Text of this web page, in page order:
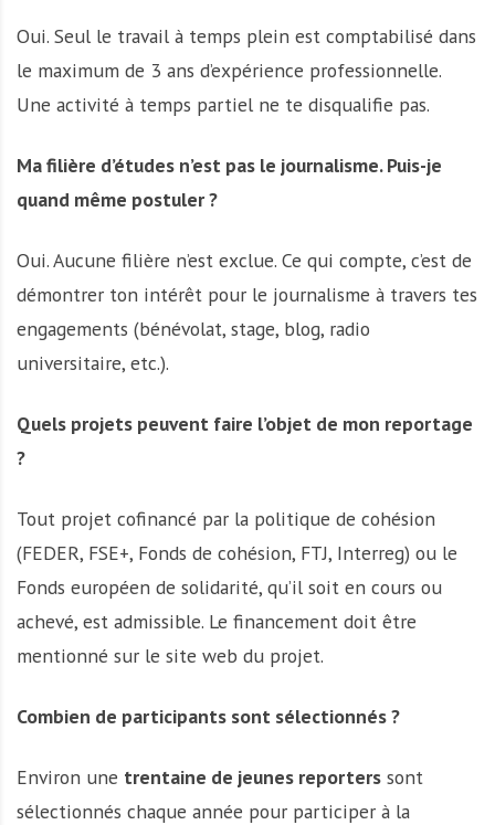
Oui. Seul le travail à temps plein est comptabilisé dans
le maximum de 3 ans d’expérience professionnelle.
Une activité à temps partiel ne te disqualifie pas.
Ma filière d’études n’est pas le journalisme. Puis-je
quand même postuler ?
Oui. Aucune filière n’est exclue. Ce qui compte, c’est de
démontrer ton intérêt pour le journalisme à travers tes
engagements (bénévolat, stage, blog, radio
universitaire, etc.).
Quels projets peuvent faire l’objet de mon reportage
?
Tout projet cofinancé par la politique de cohésion
(FEDER, FSE+, Fonds de cohésion, FTJ, Interreg) ou le
Fonds européen de solidarité, qu’il soit en cours ou
achevé, est admissible. Le financement doit être
mentionné sur le site web du projet.
Combien de participants sont sélectionnés ?
Environ une trentaine de jeunes reporters sont
sélectionnés chaque année pour participer à la